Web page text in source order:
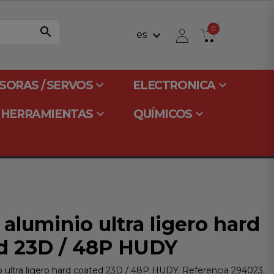
search es keyboard_arrow_down 0
/ SERVOSkeyboard_arrow_down ELECTRONICAkeyboard_arrow_down
HERRAMIENTAS keyboard_arrow_down QUÍMICOSkeyboard_arrow_down
aluminio ultra ligero hard
23D / 48P HUDY
ultra ligero hard coated 23D / 48P HUDY. Referencia 294023.